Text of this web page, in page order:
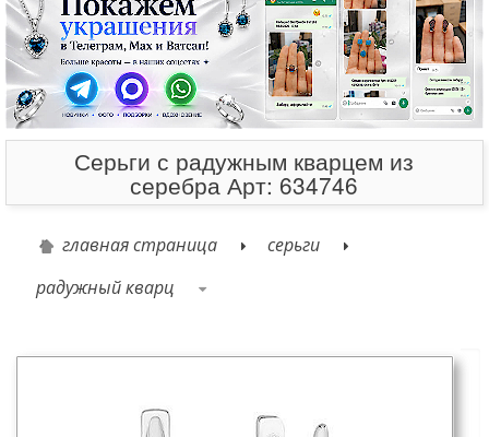
Серьги с радужным кварцем из
серебра Арт: 634746
главная страница
серьги
радужный кварц